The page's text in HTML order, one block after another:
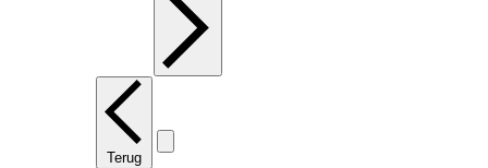
Terug